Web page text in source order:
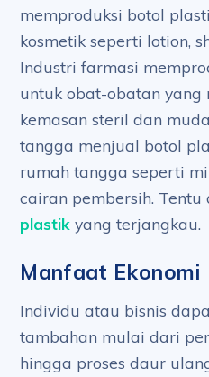
memproduksi botol
kosmetik seperti lotion,
Industri farmasi
untuk obat-obatan yang
kemasan steril dan
tangga menjual botol
rumah tangga seperti
cairan pembersih. Tentu
plastik yang terjangkau.
Manfaat Ekonomi
Individu atau bisnis
tambahan mulai dari
hingga proses daur